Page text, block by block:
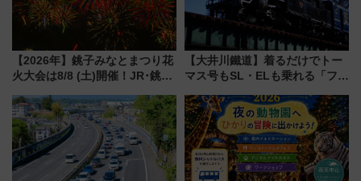
【2026年】銚子みなとまつり花
火大会は8/8 (土)開催！JR･銚子
報、利根川に咲く8,000発の大迫
力＆屋台を満喫
【大井川鐵道】着るだけでトー
マス号もSL・ELも乗れる「フリ
受注販売